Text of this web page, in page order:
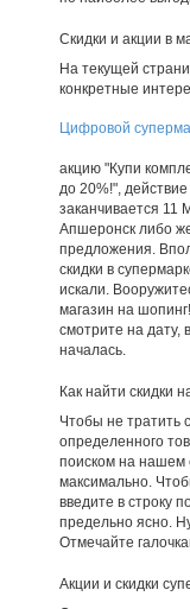
Скидки и акции в
На текущей
конкретные
Цифровой
акцию "Купи
до 20%!",
заканчивается 11
Апшеронск либо
предложения.
скидки в
искали.
магазин на
смотрите на дату,
началась.
Как найти скидки
Чтобы не тратить
определенного
поиском на нашем
максимально.
введите в строку
предельно ясно.
Отмечайте
Акции и скидки